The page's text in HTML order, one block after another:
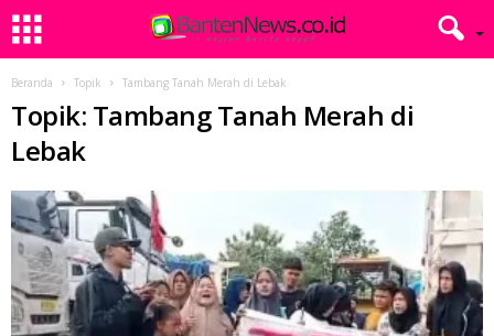
Beranda Topik Tambang Tanah Merah di Lebak
Topik: Tambang Tanah Merah di
Lebak